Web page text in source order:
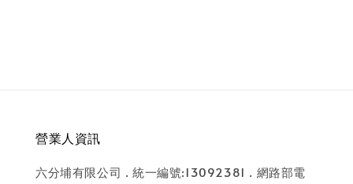
營業人資訊
六分埔有限公司 . 統一編號:13092381 . 網路部電